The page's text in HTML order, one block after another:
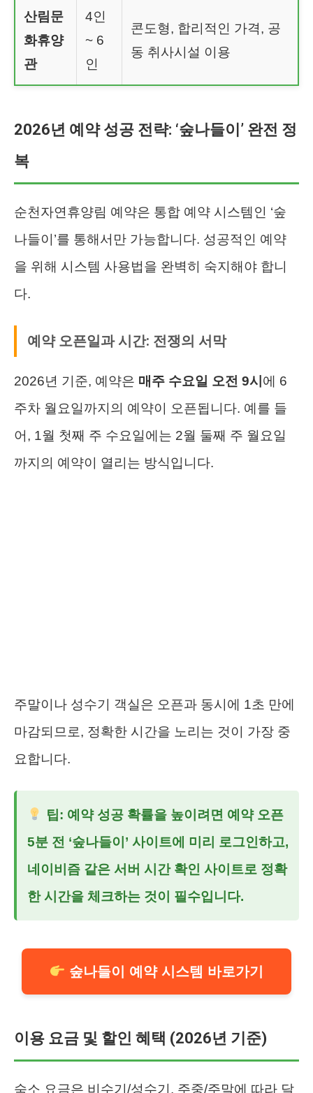
산림문
화휴양
관
4인
~ 6
인
콘도형, 합리적인 가격, 공
동 취사시설 이용
2026년 예약 성공 전략: ‘숲나들이’ 완전 정
복
순천자연휴양림 예약은 통합 예약 시스템인 ‘숲
나들이’를 통해서만 가능합니다. 성공적인 예약
을 위해 시스템 사용법을 완벽히 숙지해야 합니
다.
예약 오픈일과 시간: 전쟁의 서막
2026년 기준, 예약은 매주 수요일 오전 9시 에 6
주차 월요일까지의 예약이 오픈됩니다. 예를 들
어, 1월 첫째 주 수요일에는 2월 둘째 주 월요일
까지의 예약이 열리는 방식입니다.
주말이나 성수기 객실은 오픈과 동시에 1초 만에
마감되므로, 정확한 시간을 노리는 것이 가장 중
요합니다.
팁: 예약 성공 확률을 높이려면 예약 오픈
5분 전 ‘숲나들이’ 사이트에 미리 로그인하고,
네이비즘 같은 서버 시간 확인 사이트로 정확
한 시간을 체크하는 것이 필수입니다.
숲나들이 예약 시스템 바로가기
이용 요금 및 할인 혜택 (2026년 기준)
숙소 요금은 비수기/성수기, 주중/주말에 따라 달